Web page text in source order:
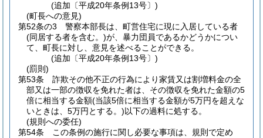
(追加〔平成20年条例13号〕)
(町長への意見)
第52条の3
警察本部長は、町営住宅に現に入居している者
(同居する者を含む。)が、暴力団員であるかどうかについ
て、町長に対し、意見を述べることができる。
(追加〔平成20年条例13号〕)
(罰則)
第53条
詐欺その他不正の行為により家賃又は割増料金の全
部又は一部の徴収を免れた者は、その徴収を免れた金額の5
倍に相当する金額(当該5倍に相当する金額が5万円を超えな
いときは、5万円とする。)以下の過料に処する。
(規則への委任)
第54条
この条例の施行に関し必要な事項は、規則で定め